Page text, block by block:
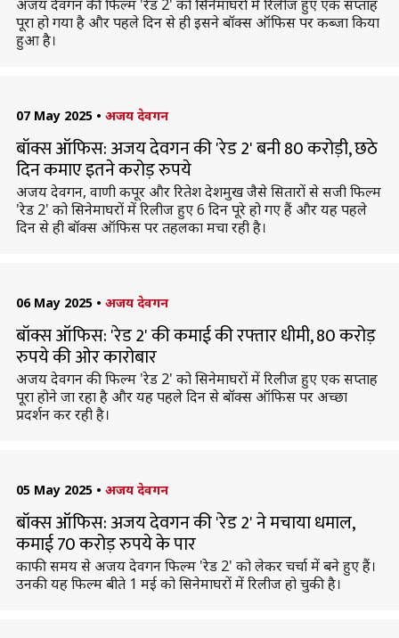
अजय देवगन की फिल्म 'रेड 2' को सिनेमाघरों में रिलीज हुए एक सप्ताह
पूरा हो गया है और पहले दिन से ही इसने बॉक्स ऑफिस पर कब्जा किया
हुआ है।
07 May 2025 • अजय देवगन
बॉक्स ऑफिस: अजय देवगन की 'रेड 2' बनी 80 करोड़ी, छठे
दिन कमाए इतने करोड़ रुपये
अजय देवगन, वाणी कपूर और रितेश देशमुख जैसे सितारों से सजी फिल्म
'रेड 2' को सिनेमाघरों में रिलीज हुए 6 दिन पूरे हो गए हैं और यह पहले
दिन से ही बॉक्स ऑफिस पर तहलका मचा रही है।
06 May 2025 • अजय देवगन
बॉक्स ऑफिस: 'रेड 2' की कमाई की रफ्तार धीमी, 80 करोड़
रुपये की ओर कारोबार
अजय देवगन की फिल्म 'रेड 2' को सिनेमाघरों में रिलीज हुए एक सप्ताह
पूरा होने जा रहा है और यह पहले दिन से बॉक्स ऑफिस पर अच्छा
प्रदर्शन कर रही है।
05 May 2025 • अजय देवगन
बॉक्स ऑफिस: अजय देवगन की 'रेड 2' ने मचाया धमाल,
कमाई 70 करोड़ रुपये के पार
काफी समय से अजय देवगन फिल्म 'रेड 2' को लेकर चर्चा में बने हुए हैं।
उनकी यह फिल्म बीते 1 मई को सिनेमाघरों में रिलीज हो चुकी है।